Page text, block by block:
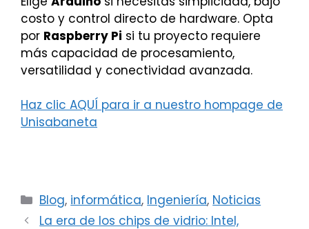
costo y control directo de hardware. Opta
por Raspberry Pi si tu proyecto requiere
más capacidad de procesamiento,
versatilidad y conectividad avanzada.
Haz clic AQUÍ para ir a nuestro hompage de
Unisabaneta
Categorías
Blog, informática, Ingeniería, Noticias
La era de los chips de vidrio: Intel,